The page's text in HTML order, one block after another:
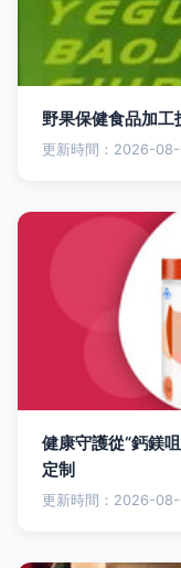
野果保健食品加工
更新時間：2026-
健康守護從“鈣鎂
定制
更新時間：2026-